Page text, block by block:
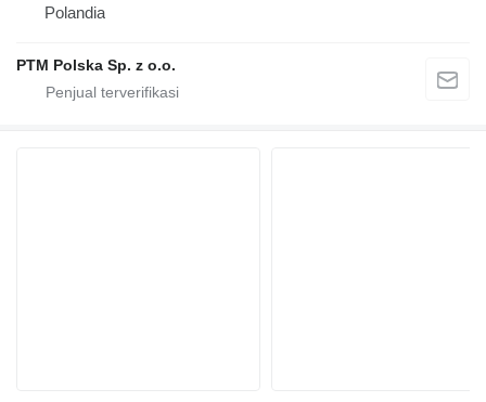
Polandia
PTM Polska Sp. z o.o.